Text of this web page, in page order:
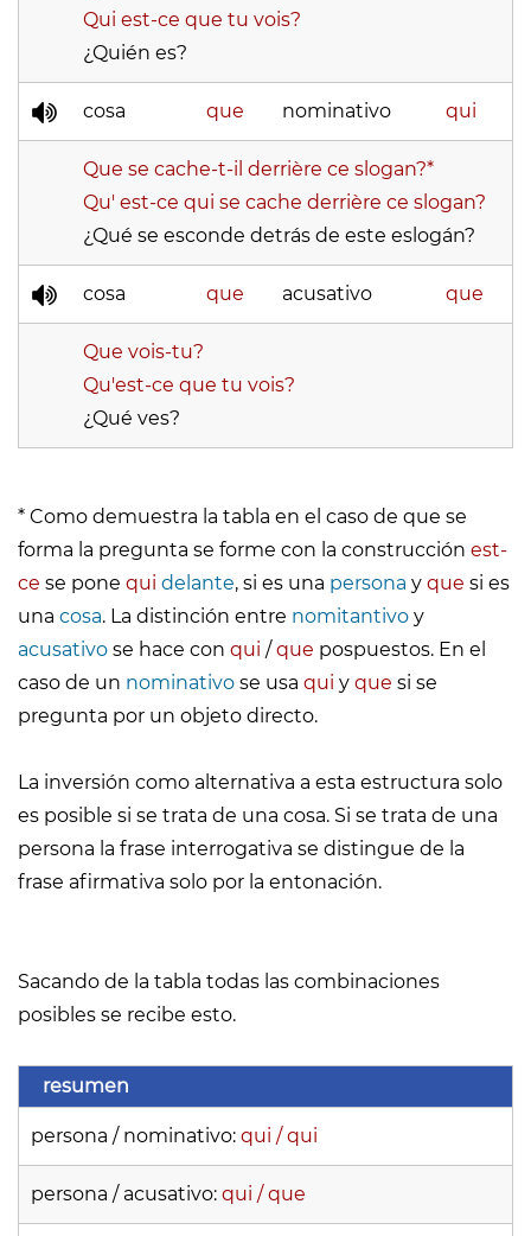
Qui est-ce que tu vois?
¿Quién es?
cosa que nominativo qui
Que se cache-t-il derrière ce slogan?*
Qu' est-ce qui se cache derrière ce slogan?
¿Qué se esconde detrás de este eslogán?
cosa que acusativo que
Que vois-tu?
Qu'est-ce que tu vois?
¿Qué ves?
* Como demuestra la tabla en el caso de que se
forma la pregunta se forme con la construcción est-
ce se pone qui delante, si es una persona y que si es
una cosa. La distinción entre nomitantivo y
acusativo se hace con qui /que pospuestos. En el
caso de un nominativo se usa qui y que si se
pregunta por un objeto directo.
La inversión como alternativa a esta estructura solo
es posible si se trata de una cosa. Si se trata de una
persona la frase interrogativa se distingue de la
frase afirmativa solo por la entonación.
Sacando de la tabla todas las combinaciones
posibles se recibe esto.
resumen
persona / nominativo: qui / qui
persona / acusativo: qui / que